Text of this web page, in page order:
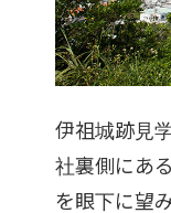
伊祖城跡見
社裏側にあ
を眼下に望